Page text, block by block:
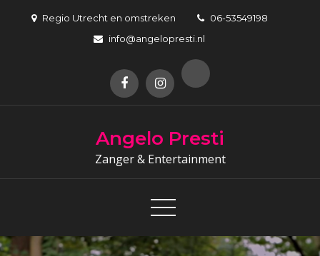
Regio Utrecht en omstreken
06-53549198
info@angelopresti.nl
Angelo Presti
Zanger & Entertainment